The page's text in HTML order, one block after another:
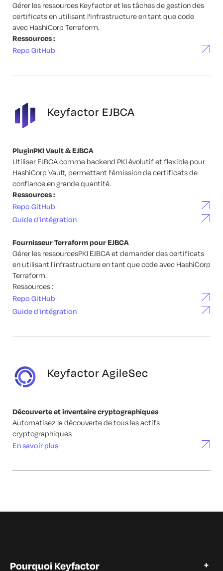
Gérer les ressources Keyfactor et les tâches de gestion des
certificats en utilisant l'infrastructure en tant que code
avec HashiCorp Terraform.
Ressources :
Repo GitHub
Keyfactor EJBCA
PluginPKI Vault & EJBCA
Utiliser EJBCA comme backend PKI évolutif et flexible pour
HashiCorp Vault, permettant l'émission de certificats de
confiance en grande quantité.
Ressources :
Repo GitHub
Guide d'intégration
Fournisseur Terraform pour EJBCA
Gérer les ressourcesPKI EJBCA et demander des certificats
en utilisant l'infrastructure en tant que code avec HashiCorp
Terraform.
Ressources :
Repo GitHub
Guide d'intégration
Keyfactor AgileSec
Découverte et inventaire cryptographiques
Automatisez la découverte de tous les actifs
cryptographiques
En savoir plus
Pourquoi Keyfactor